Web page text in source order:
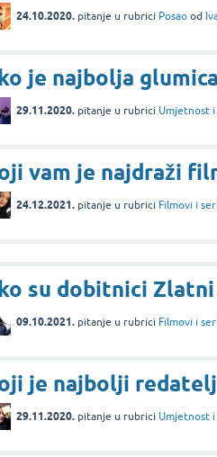
24.10.2020. pitanje u rubrici Posao od
je najbolja
29.11.2020. pitanje u rubrici Umjetnost
vam je najdraži
24.12.2021. pitanje u rubrici Filmovi i
su dobitnici Zlatni
09.10.2021. pitanje u rubrici Filmovi i
je najbolji
29.11.2020. pitanje u rubrici Umjetnost